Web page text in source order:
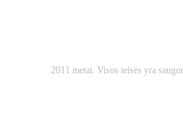
2011 metai. Visos teisės yra